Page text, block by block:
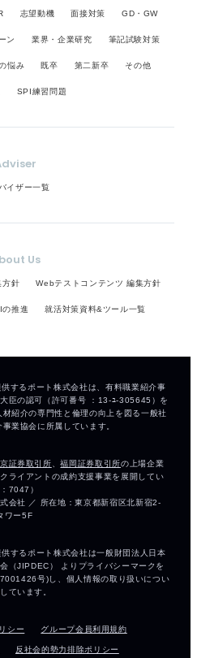
志望動機 面接対策 GD・GW
ン 業界・企業研究 筆記試験対策
悩み 既卒 第二新卒 その他
SPI練習問題
イザー一覧
Us
方針 Webテストコンテンツ 編集方針
の推進 就活対策資料&ツール一覧
シー グループ会員利用規約
反社会的勢力排除ポリシー